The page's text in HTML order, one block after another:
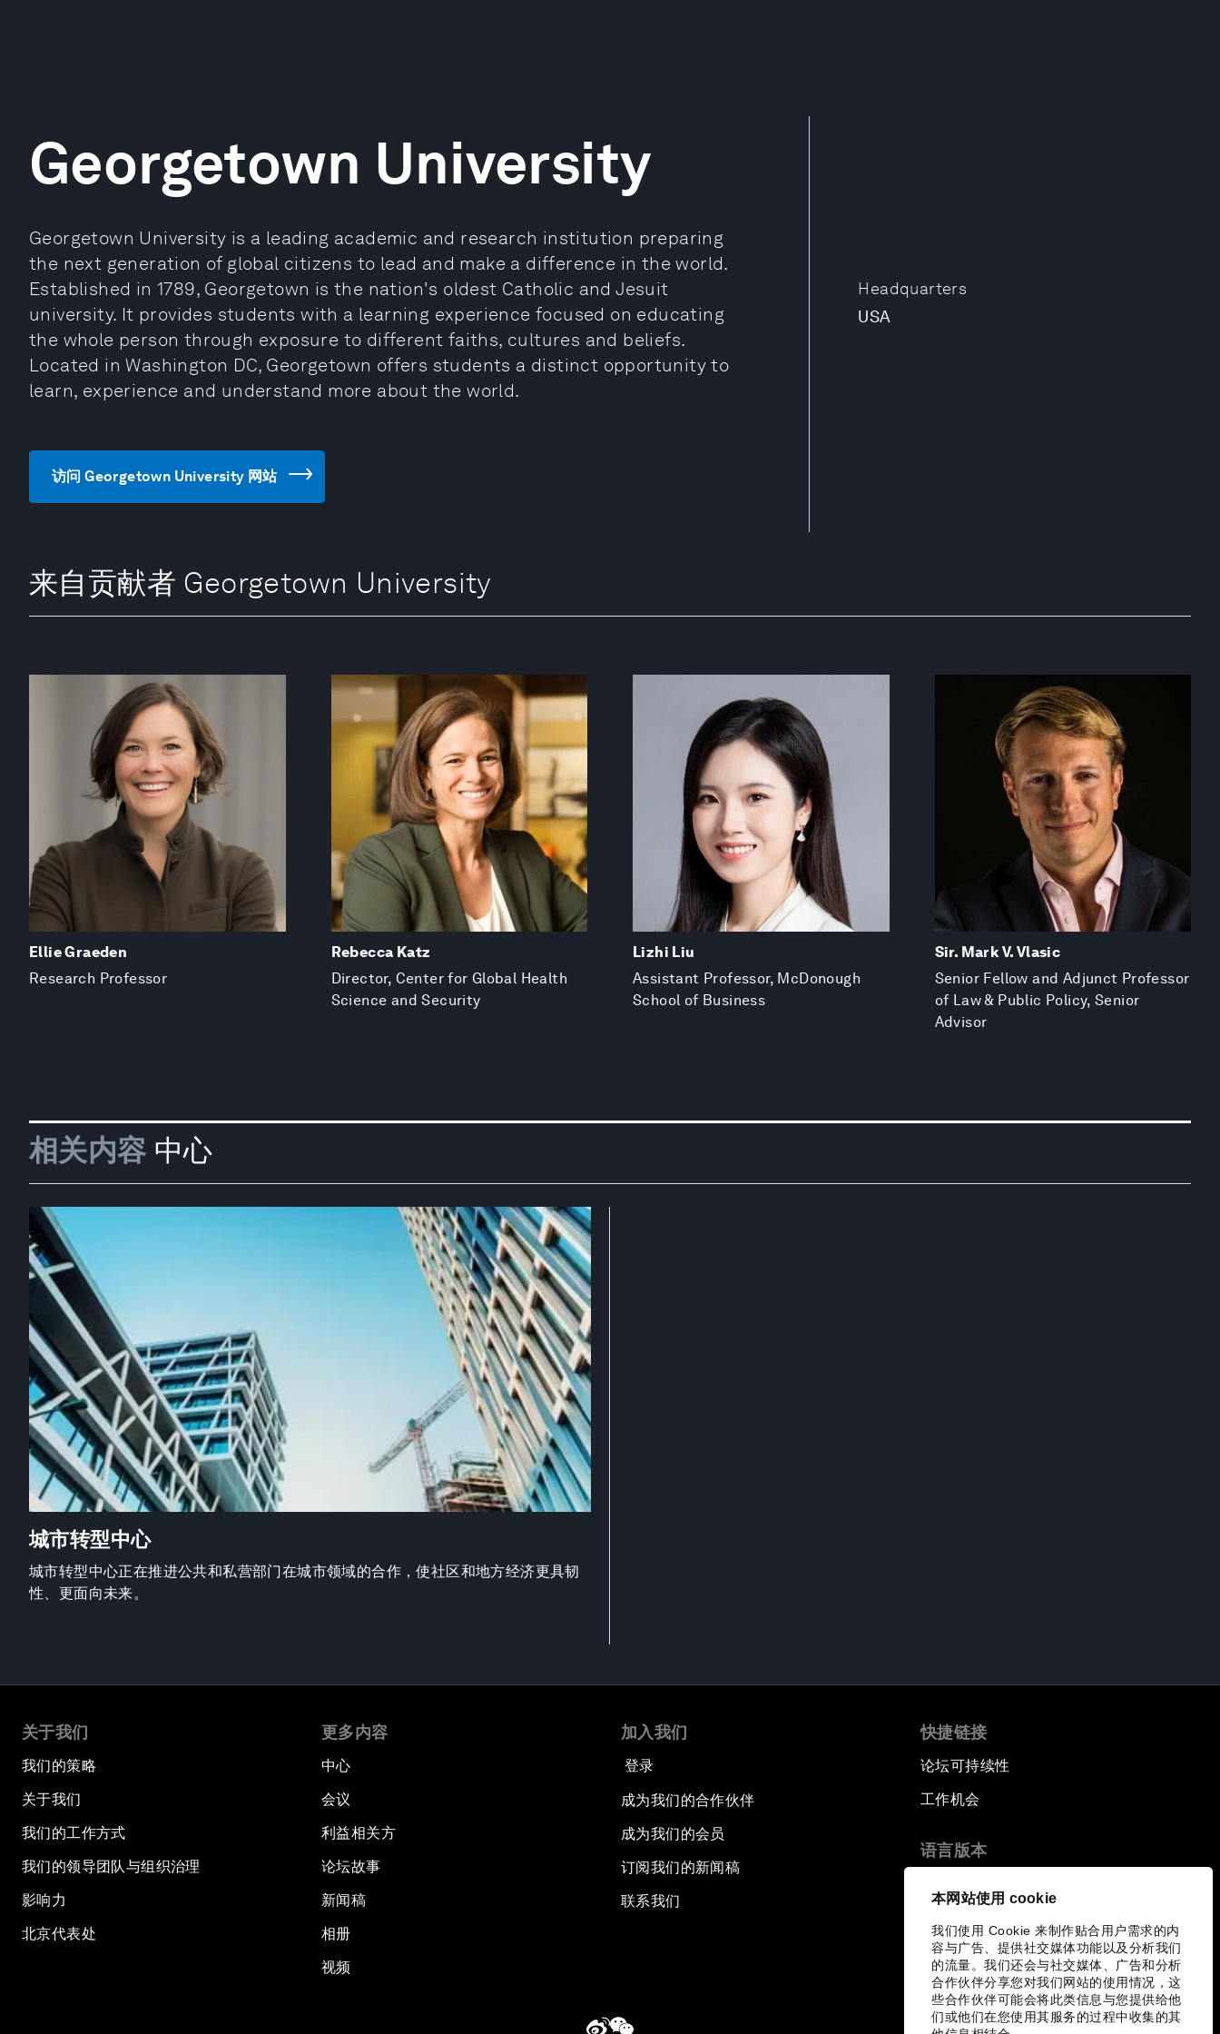
本网站使用 cookie
我们使用 Cookie 来制作贴合用户需求的内
容与广告、提供社交媒体功能以及分析我们
的流量。我们还会与社交媒体、广告和分析
合作伙伴分享您对我们网站的使用情况，这
些合作伙伴可能会将此类信息与您提供给他
们或他们在您使用其服务的过程中收集的其
Headquarters
USA
Georgetown University
Georgetown University is a leading academic and research institution preparing
the next generation of global citizens to lead and make a difference in the world.
Established in 1789, Georgetown is the nation's oldest Catholic and Jesuit
university. It provides students with a learning experience focused on educating
the whole person through exposure to different faiths, cultures and beliefs.
Located in Washington DC, Georgetown offers students a distinct opportunity to
learn, experience and understand more about the world.
访问 Georgetown University 网站
来自贡献者 Georgetown University
Ellie Graeden
Research Professor
Rebecca Katz
Director, Center for Global Health
Science and Security
Lizhi Liu
Assistant Professor, McDonough
School of Business
Sir. Mark V. Vlasic
Senior Fellow and Adjunct Professor
of Law & Public Policy, Senior
Advisor
相关内容 中心
城市转型中心
城市转型中心正在推进公共和私营部门在城市领域的合作，使社区和地方经济更具韧
性、更面向未来。
关于我们
我们的策略
关于我们
我们的工作方式
我们的领导团队与组织治理
影响力
北京代表处
更多内容
中心
会议
利益相关方
论坛故事
新闻稿
相册
视频
加入我们
登录
成为我们的合作伙伴
成为我们的会员
订阅我们的新闻稿
联系我们
快捷链接
论坛可持续性
工作机会
语言版本